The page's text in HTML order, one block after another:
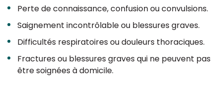
Perte de connaissance, confusion ou convulsions.
Saignement incontrôlable ou blessures graves.
Difficultés respiratoires ou douleurs thoraciques.
Fractures ou blessures graves qui ne peuvent pas
être soignées à domicile.